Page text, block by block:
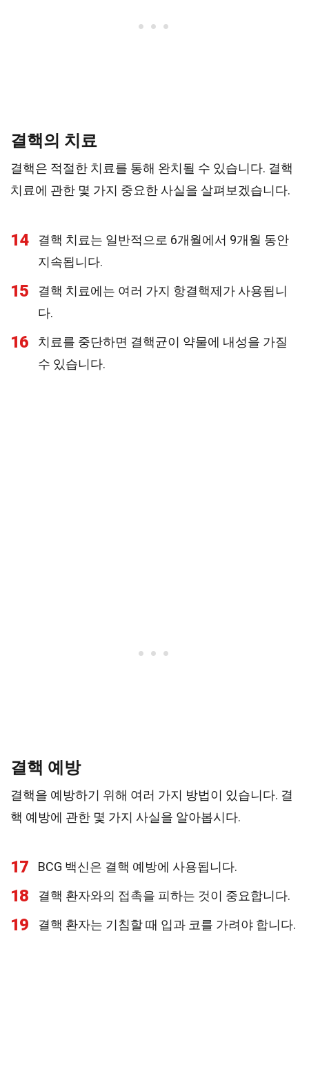
결핵의 치료
결핵은 적절한 치료를 통해 완치될 수 있습니다. 결핵
치료에 관한 몇 가지 중요한 사실을 살펴보겠습니다.
14
결핵 치료는 일반적으로 6개월에서 9개월 동안
지속됩니다.
15
결핵 치료에는 여러 가지 항결핵제가 사용됩니
다.
16
치료를 중단하면 결핵균이 약물에 내성을 가질
수 있습니다.
결핵 예방
결핵을 예방하기 위해 여러 가지 방법이 있습니다. 결
핵 예방에 관한 몇 가지 사실을 알아봅시다.
17 BCG 백신은 결핵 예방에 사용됩니다.
18 결핵 환자와의 접촉을 피하는 것이 중요합니다.
19 결핵 환자는 기침할 때 입과 코를 가려야 합니다.